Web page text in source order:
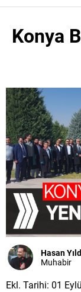
Konya
Hasan
Muhabir
Ekl. Tarihi: 01